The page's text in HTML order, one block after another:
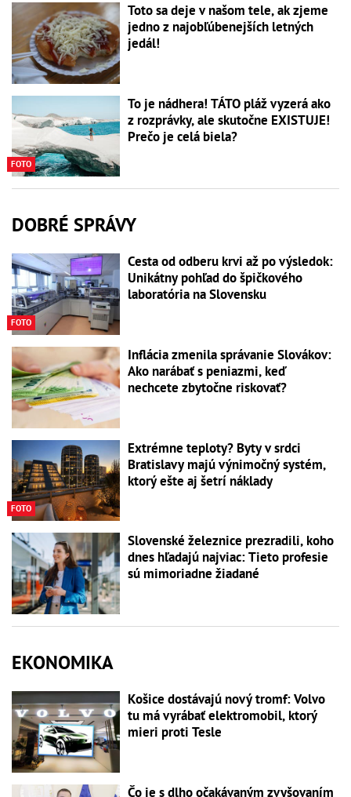
Toto sa deje v našom tele, ak zjeme
jedno z najobľúbenejších letných
jedál!
FOTO
To je nádhera! TÁTO pláž vyzerá ako
z rozprávky, ale skutočne EXISTUJE!
Prečo je celá biela?
DOBRÉ SPRÁVY
FOTO
Cesta od odberu krvi až po výsledok:
Unikátny pohľad do špičkového
laboratória na Slovensku
Inflácia zmenila správanie Slovákov:
Ako narábať s peniazmi, keď
nechcete zbytočne riskovať?
FOTO
Extrémne teploty? Byty v srdci
Bratislavy majú výnimočný systém,
ktorý ešte aj šetrí náklady
Slovenské železnice prezradili, koho
dnes hľadajú najviac: Tieto profesie
sú mimoriadne žiadané
EKONOMIKA
Košice dostávajú nový tromf: Volvo
tu má vyrábať elektromobil, ktorý
mieri proti Tesle
Čo je s dlho očakávaným zvyšovaním